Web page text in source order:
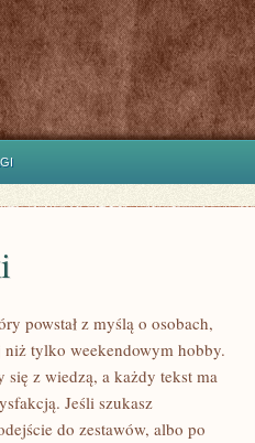
powstał z myślą o osobach,
tylko weekendowym hobby.
się z wiedzą, a każdy tekst ma
Jeśli szukasz
do zestawów, albo po